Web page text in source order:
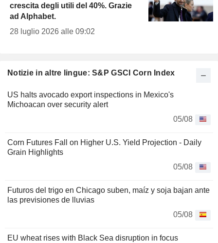
Notizie in altre lingue: S&P GSCI Corn Index
US halts avocado export inspections in Mexico's
Michoacan over security alert
05/08
Corn Futures Fall on Higher U.S. Yield Projection - Daily
Grain Highlights
05/08
Futuros del trigo en Chicago suben, maíz y soja bajan ante
las previsiones de lluvias
05/08
EU wheat rises with Black Sea disruption in focus
crescita degli utili del 40%. Grazie
ad Alphabet.
28 luglio 2026 alle 09:02